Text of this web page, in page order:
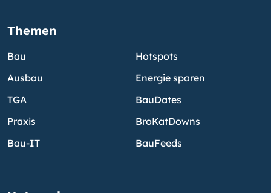
Themen
Bau
Ausbau
TGA
Praxis
Bau-IT
Hotspots
Energie sparen
BauDates
BroKatDowns
BauFeeds